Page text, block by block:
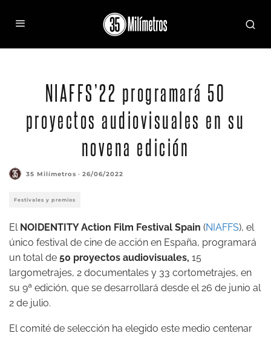
NIAFFS’22 programará 50
proyectos audiovisuales en su
novena edición
35 Milímetros · 26/06/2022
Festivales y premios
El NOIDENTITY Action Film Festival Spain (NIAFFS), el
único festival de cine de acción en España, programará
un total de 50 proyectos audiovisuales, 15
largometrajes, 2 documentales y 33 cortometrajes, en
su 9ª edición, que se desarrollará desde el 26 de junio al
2 de julio.
El comité de selección ha elegido este medio centenar